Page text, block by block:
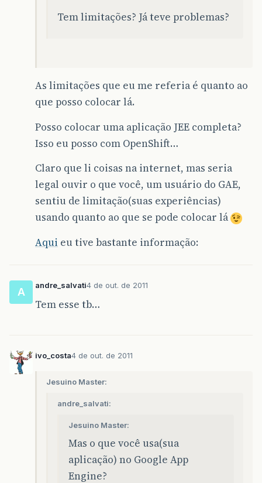
Tem limitações? Já teve problemas?
As limitações que eu me referia é quanto ao
que posso colocar lá.
Posso colocar uma aplicação JEE completa?
Isso eu posso com OpenShift…
Claro que li coisas na internet, mas seria
legal ouvir o que você, um usuário do GAE,
sentiu de limitação(suas experiências)
usando quanto ao que se pode colocar lá
Aqui eu tive bastante informação:
A
andre_salvati4 de out. de 2011
Tem esse tb…
ivo_costa4 de out. de 2011
Jesuino Master:
andre_salvati:
Jesuino Master:
Mas o que você usa(sua
aplicação) no Google App
Engine?